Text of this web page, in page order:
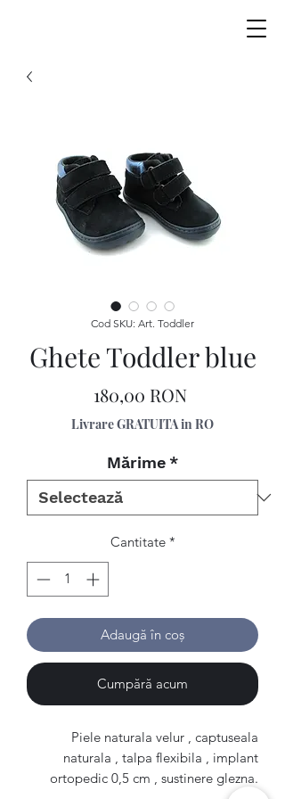
Cod SKU: Art. Toddler
Ghete Toddler blue
180,00 RONPreț
Livrare GRATUITA in RO
Mărime *
Cantitate *
Adaugă în coș
Cumpără acum
Piele naturala velur , captuseala
naturala , talpa flexibila , implant
ortopedic 0,5 cm , sustinere glezna.